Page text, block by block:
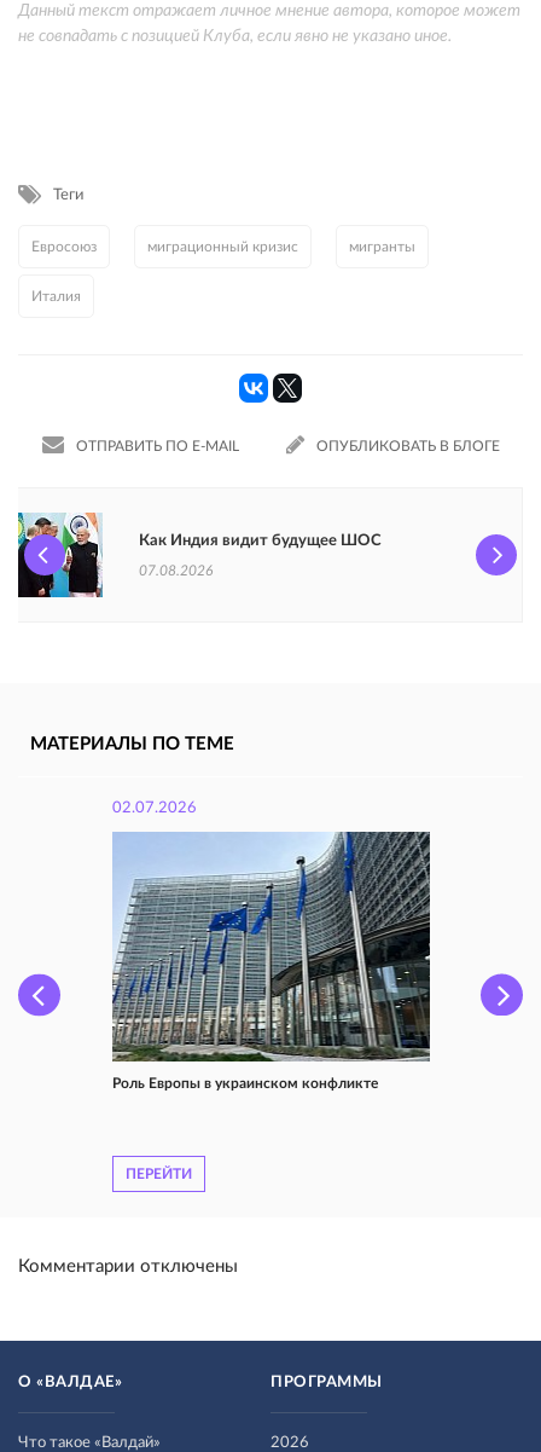
Данный текст отражает личное мнение автора, которое может
не совпадать с позицией Клуба, если явно не указано иное.
Теги
Евросоюз миграционный кризис мигранты
Италия
ОТПРАВИТЬ ПО E-MAIL ОПУБЛИКОВАТЬ В БЛОГЕ
Как Индия видит будущее ШОС
07.08.2026
МАТЕРИАЛЫ ПО ТЕМЕ
02.07.2026
Роль Европы в украинском конфликте
ПЕРЕЙТИ
Комментарии отключены
О «ВАЛДАЕ»
Что такое «Валдай»
ПРОГРАММЫ
2026